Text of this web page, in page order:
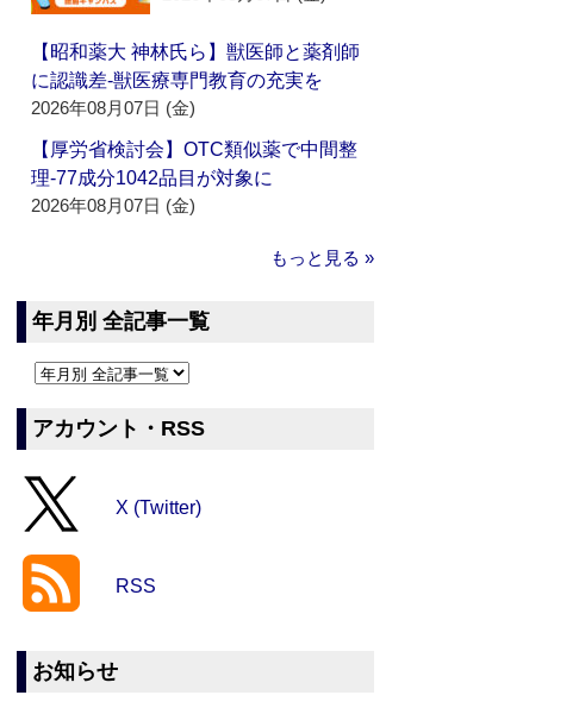
【昭和薬大 神林氏ら】獣医師と薬剤師
に認識差‐獣医療専門教育の充実を
2026年08月07日 (金)
【厚労省検討会】OTC類似薬で中間整
理‐77成分1042品目が対象に
2026年08月07日 (金)
もっと見る »
年月別 全記事一覧
アカウント・RSS
X (Twitter)
RSS
お知らせ